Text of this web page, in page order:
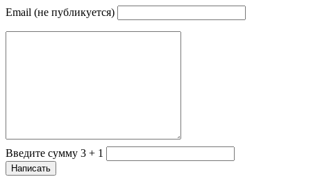
Email (не публикуется)
Введите сумму 3 + 1